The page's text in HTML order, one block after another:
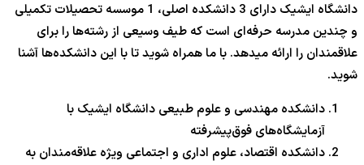
دانشگاه ایشیک دارای 3 دانشکده اصلی، 1 موسسه تحصیلات تکمیلی
و چندین مدرسه حرفه‌ای است که طیف وسیعی از رشته‌ها را برای
علاقمندان را ارائه میدهد. با ما همراه شوید تا با این دانشکده‌ها آشنا
شوید.
دانشکده مهندسی و علوم طبیعی دانشگاه ایشیک با
آزمایشگاه‌های فوق‌پیشرفته
دانشکده اقتصاد، علوم اداری و اجتماعی ویژه علاقه‌مندان به